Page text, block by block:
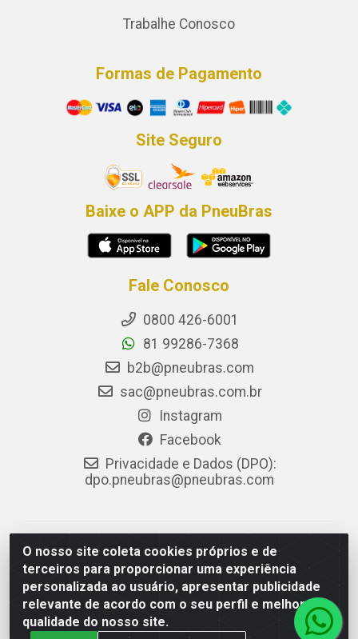
O nosso site coleta cookies próprios e de
terceiros para proporcionar uma experiência
personalizada ao usuário, apresentar publicidade
relevante de acordo com o seu perfil e melhorar a
qualidade do nosso site.
Trabalhe Conosco
Formas de Pagamento
Site Seguro
Baixe o APP da PneuBras
Fale Conosco
0800 426-6001
81 99286-7368
b2b@pneubras.com
sac@pneubras.com.br
Instagram
Facebook
Privacidade e Dados (DPO):
dpo.pneubras@pneubras.com
PneuBras - Rodovia BR-101, KM 82 - Prazeres,
Jaboatão dos Guararapes/PE - CEP 54.335-000 - CNPJ
08.678.386/0001-05 - Pneubras Comércio de Pneus
Ltda